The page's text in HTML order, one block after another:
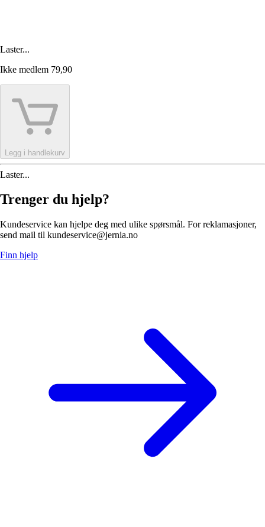
Laster...
Ikke medlem 79,90
Legg i handlekurv
Laster...
Trenger du hjelp?
Kundeservice kan hjelpe deg med ulike spørsmål. For reklamasjoner,
send mail til kundeservice@jernia.no
Finn hjelp